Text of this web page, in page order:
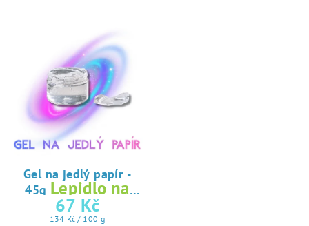
Gel na jedlý papír -
45g Lepidlo na
jedlý papír
67 Kč
Měrná
134 Kč / 100 g